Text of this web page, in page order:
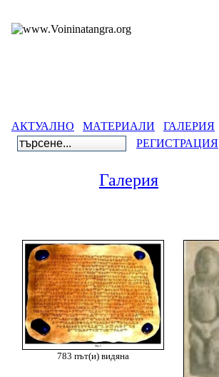
АКТУАЛНО МАТЕРИАЛИ ГАЛЕРИЯ
РЕГИСТРАЦИЯ
Галерия
783 път(и) видяна